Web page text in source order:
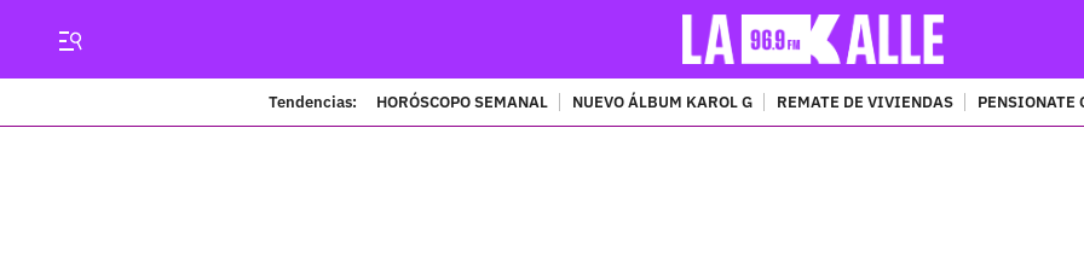
Tendencias: HORÓSCOPO SEMANAL NUEVO ÁLBUM KAROL G REMATE DE VIVIENDAS PENSIONATE